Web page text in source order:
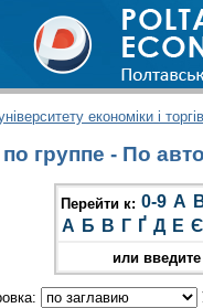
економіки і
группе - По
Перейти к: 0-9 A
А Б В Г Ґ Д Е Є
или